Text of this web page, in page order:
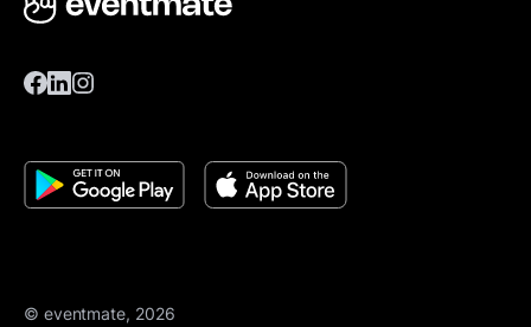
© eventmate, 2026